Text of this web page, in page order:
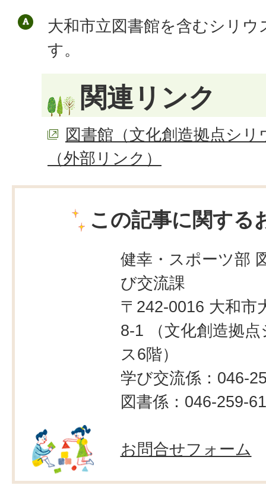
大和市立図書館を含むシリウ
す。
関連リンク
図書館（文化創造拠点シ
（外部リンク）
この記事に関する
健幸・スポーツ部
び交流課
〒242-0016 大和市
8-1 （文化創造拠
ス6階）
学び交流係：046-
図書係：046-259-
お問合せフォーム